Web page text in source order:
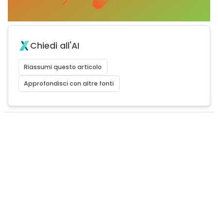
Chiedi all'AI
Riassumi questo articolo
Approfondisci con altre fonti